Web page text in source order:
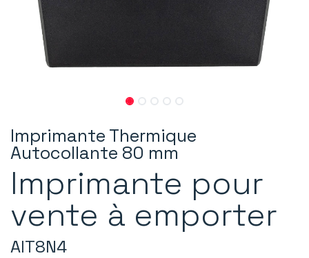
Imprimante Thermique
Autocollante 80 mm
Imprimante pour
vente à emporter
AIT8N4